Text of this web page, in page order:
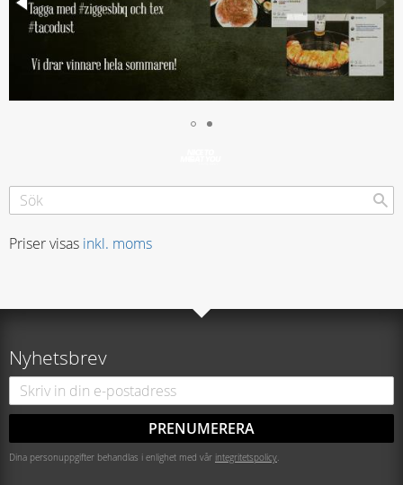
Priser visas inkl. moms
Nyhetsbrev
PRENUMERERA
Dina personuppgifter behandlas i enlighet med vår integritetspolicy.